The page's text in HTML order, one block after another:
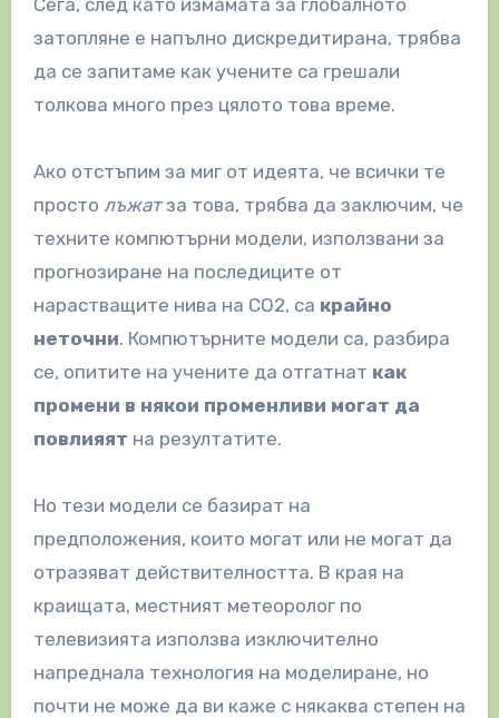
затопляне е напълно дискредитирана, трябва
да се запитаме как учените са грешали
толкова много през цялото това време.
Ако отстъпим за миг от идеята, че всички те
просто лъжатза това, трябва да заключим, че
техните компютърни модели, използвани за
прогнозиране на последиците от
нарастващите нива на CO2, са крайно
неточни. Компютърните модели са, разбира
се, опитите на учените да отгатнат как
промени в някои променливи могат да
повлияят на резултатите.
Но тези модели се базират на
предположения, които могат или не могат да
отразяват действителността. В края на
краищата, местният метеоролог по
телевизията използва изключително
напреднала технология на моделиране, но
почти не може да ви каже с някаква степен на